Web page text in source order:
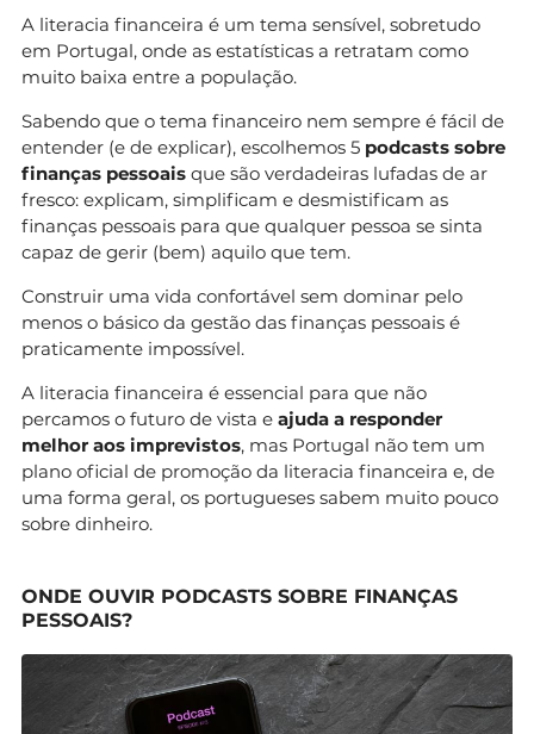
A literacia financeira é um tema sensível, sobretudo
em Portugal, onde as estatísticas a retratam como
muito baixa entre a população.
Sabendo que o tema financeiro nem sempre é fácil de
entender (e de explicar), escolhemos 5 podcasts sobre
finanças pessoais que são verdadeiras lufadas de ar
fresco: explicam, simplificam e desmistificam as
finanças pessoais para que qualquer pessoa se sinta
capaz de gerir (bem) aquilo que tem.
Construir uma vida confortável sem dominar pelo
menos o básico da gestão das finanças pessoais é
praticamente impossível.
A literacia financeira é essencial para que não
percamos o futuro de vista e ajuda a responder
melhor aos imprevistos, mas Portugal não tem um
plano oficial de promoção da literacia financeira e, de
uma forma geral, os portugueses sabem muito pouco
sobre dinheiro.
ONDE OUVIR PODCASTS SOBRE FINANÇAS
PESSOAIS?